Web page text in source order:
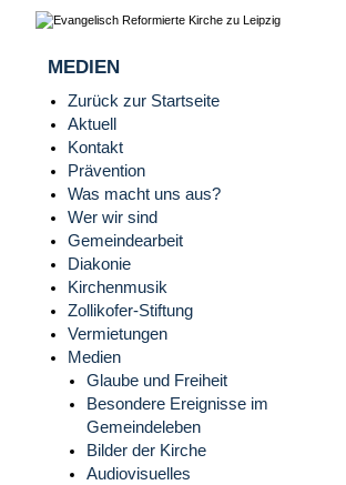
MEDIEN
Zurück zur Startseite
Aktuell
Kontakt
Prävention
Was macht uns aus?
Wer wir sind
Gemeindearbeit
Diakonie
Kirchenmusik
Zollikofer-Stiftung
Vermietungen
Medien
Glaube und Freiheit
Besondere Ereignisse im
Gemeindeleben
Bilder der Kirche
Audiovisuelles